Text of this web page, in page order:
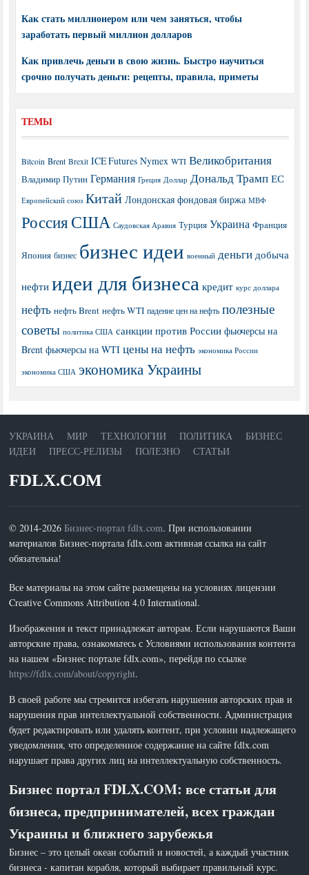
Как стать миллионером или чем заняться, чтобы
заработать первый миллион долларов
Как привлечь деньги в свою жизнь. Быстро научиться
срочно получать деньги: рецепты, правила, приметы
ТЕМЫ
Bitcoin Brent Brexit ICE Futures Nymex WTI Великобритания
Владимир Путин Германия Греция Доллар Дональд Трамп ЕС
Европейский союз Китай Лондонская фондовая биржа МВФ
РоссияСША Саудовская Аравия Турция Украина Франция
Япония бизнес бизнес идеи военный деньги добыча
нефти идеи для бизнеса кредит курс доллара
нефть нефть Brent нефть WTI падение цен на нефть полезные
советы политика США санкции против России фьючерсы на
Brent фьючерсы на WTI цены на нефть экономика России
экономика США экономика Украины
УКРАИНА МИР ТЕХНОЛОГИИ ПОЛИТИКА
БИЗНЕС
ИДЕИ
ПРЕСС-РЕЛИЗЫ ПОЛЕЗНО СТАТЬИ
FDLX.COM
© 2014-2026Бизнес-портал fdlx.com. При использовании
материалов Бизнес-портала fdlx.com активная ссылка на сайт
обязательна!
Все материалы на этом сайте размещены на условиях лицензии
Creative Commons Attribution 4.0 International.
Изображения и текст принадлежат авторам. Если нарушаются Ваши
авторские права, ознакомьтесь с Условиями использования контента
на нашем «Бизнес портале fdlx.com», перейдя по ссылке
https://fdlx.com/about/copyright.
В своей работе мы стремится избегать нарушения авторских прав и
нарушения прав интеллектуальной собственности. Администрация
будет редактировать или удалять контент, при условии надлежащего
уведомления, что определенное содержание на сайте fdlx.com
нарушает права других лиц на интеллектуальную собственность.
Бизнес портал FDLX.COM: все статьи для
бизнеса, предпринимателей, всех граждан
Украины и ближнего зарубежья
Бизнес – это целый океан событий и новостей, а каждый участник
бизнеса - капитан корабля, который выбирает правильный курс.